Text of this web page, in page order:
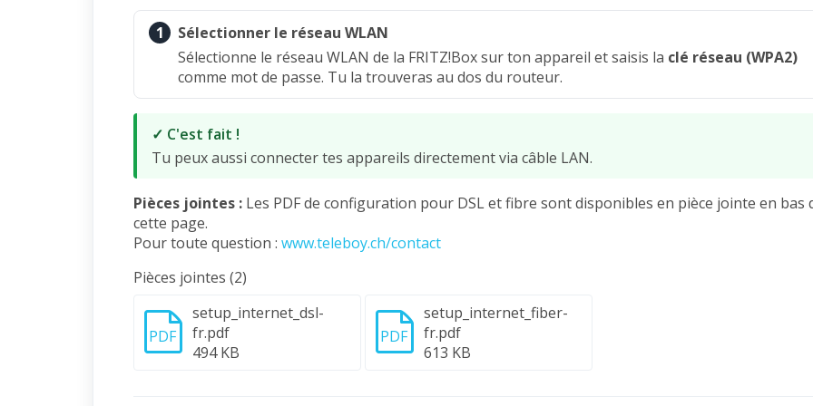
1
Sélectionner le réseau WLAN
Sélectionne le réseau WLAN de la FRITZ!Box sur ton appareil et saisis la clé réseau (WPA2)
comme mot de passe. Tu la trouveras au dos du routeur.
✓ C'est fait !
Tu peux aussi connecter tes appareils directement via câble LAN.
Pièces jointes : Les PDF de configuration pour DSL et fibre sont disponibles en pièce jointe en bas
cette page.
Pour toute question : www.teleboy.ch/contact
Pièces jointes (2)
PDF
setup_internet_dsl-
fr.pdf
494 KB
PDF
setup_internet_fiber-
fr.pdf
613 KB